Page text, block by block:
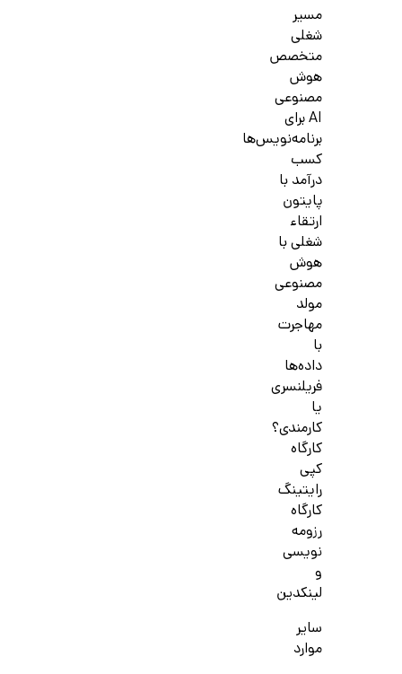
مسیر
شغلی
متخصص
هوش
مصنوعی
AI برای
برنامه‌نویس‌ها
کسب
درآمد با
پایتون
ارتقاء
شغلی با
هوش
مصنوعی
مولد
مهاجرت
با
داده‌ها
فریلنسری
یا
کارمندی؟
کارگاه
کپی
رایتینگ
کارگاه
رزومه
نویسی
و
لینکدین
سایر
موارد